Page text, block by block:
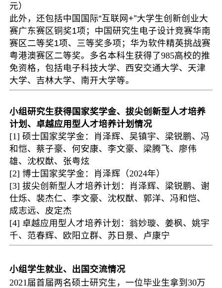
元）
此外，还包括中国国际“互联网+”大学生创新创业大
赛广东赛区铜奖1项；中国研究生电子设计竞赛华南
赛区二等奖1项、三等奖多项；华为软件精英挑战赛
粤港澳赛区二等奖。多名本科生获得了985高校的推
免资格，包括电子科技大学、西安交通大学、天津
大学、吉林大学、南开大学等。
小组研究生获得国家奖学金、拔尖创新型人才培养
计划、卓越应用型人才培养计划情况
[1]硕士国家奖学金：肖泽辉、吴镇宇、梁锐鹏、冯
和恺、蔡子豪、何安康、李文豪、梁腾飞、廖伟
雄、沈权猷、张粤炫
[2]博士国家奖学金：肖泽辉（2024年）
[3]拔尖创新型人才培养计划：肖泽辉、梁锐鹏、谢
仕烁、裴杰仁、李文豪、沈权猷、郭洋、冯和恺、
成志远、皮定杰
[4] 卓越应用型人才培养计划：翁妙璇、姜枫、姚宇
千、范春辉、欧阳立群、苏日景、卢康宁
小组学生就业、出国交流情况
2021 届首届两名硕士研究生，一位毕业生拿到30万